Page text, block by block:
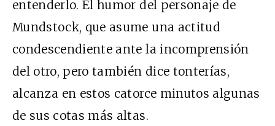
entenderlo. El humor del personaje de
Mundstock, que asume una actitud
condescendiente ante la incomprensión
del otro, pero también dice tonterías,
alcanza en estos catorce minutos algunas
de sus cotas más altas.